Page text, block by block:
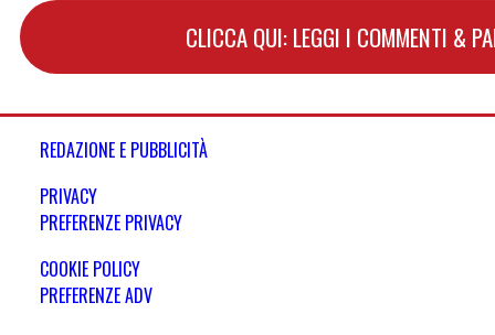
CLICCA QUI: LEGGI I COMMENTI &
REDAZIONE E PUBBLICITÀ
PRIVACY
PREFERENZE PRIVACY
COOKIE POLICY
PREFERENZE ADV